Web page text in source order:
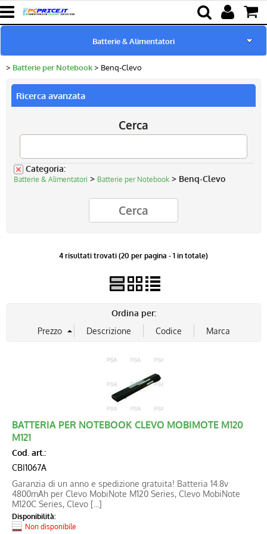
Home page
Batterie & Alimentatori
Ricambi per Notebook
Componenti
Lampade proiettori
Batterie per Notebook Benq-Clevo
Ricerca avanzata
Cerca
Categoria:
Batterie & Alimentatori > Batterie per Notebook > Benq-Clevo
4 risultati trovati (20 per pagina - 1 in totale)
Ordina per:
BATTERIA PER NOTEBOOK CLEVO MOBIMOTE M120
M121
Cod. art.:
CBI1067A
Garanzia di un anno e spedizione gratuita! Batteria 14.8v
4800mAh per Clevo MobiNote M120 Series, Clevo MobiNote
M120C Series, Clevo [...]
Disponibilità:
Non disponibile